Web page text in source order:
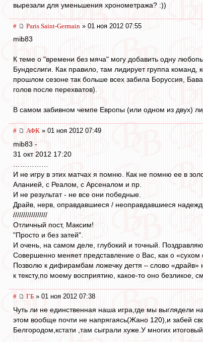
вырезали для уменьшения хронометража? :))
# Paris Saint-Germain » 01 ноя 2012 07:55
mib83
К теме о "времени без мяча" могу добавить одну
Бундеслиги. Как правило, там лидирует группа
прошлом сезоне так больше всех забила Боруссия,
голов после перехватов).
В самом забивном чемпе Европы (или одном из двух)
# АФК » 01 ноя 2012 07:49
mib83 -
31 окт 2012 17:20
И не игру в этих матчах я помню. Как не помню ее в
Аланией, с Реалом, с Арсеналом и пр.
И не результат - не все они победные.
Драйв, нерв, оправдавшиеся / неоправдавшиеся
/////////////////
Отличный пост, Максим!
"Просто и без затей".
И очень, на самом деле, глубокий и точный.
Совершенно меняет представление о Вас, как о «сухом
Позволю к дифирамбам ложечку дегтя – слово «драйв»
к тексту,по моему восприятию, какое-то оно безликое,
# ГБ » 01 ноя 2012 07:38
Чуть ли не единственная наша игра,где мы выглядели
этом вообще почти не напрягаясь(Жано 120),и забей
Белгородом,кстати ,там сыграли хуже.У многих итоговый